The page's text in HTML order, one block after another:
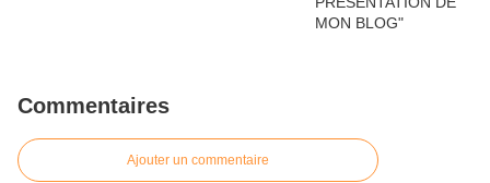
Commentaires
Ajouter un commentaire